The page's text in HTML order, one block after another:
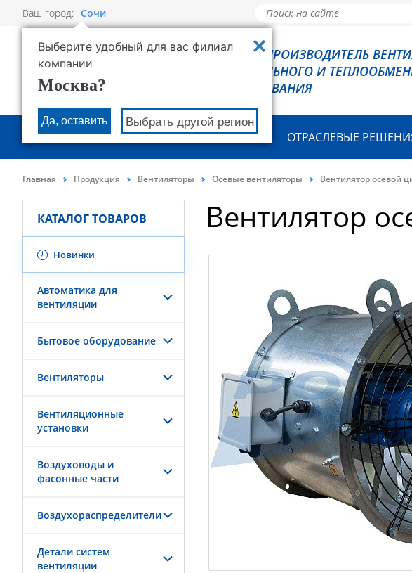
Ваш город: Сочи
Выберите удобный для вас филиал
компании
Москва?
Да, оставить Выбрать другой регион
РОВЕН - ПРОИЗВОДИТЕЛЬ
ХОЛОДИЛЬНОГО И
ОБОРУДОВАНИЯ
О КОМПАНИИ ПРОДУКЦИЯ ОТРАСЛЕВЫЕ
Главная Продукция Вентиляторы Осевые вентиляторы Вентилятор осевой
КАТАЛОГ ТОВАРОВ
Новинки
Автоматика для
вентиляции
Бытовое оборудование
Вентиляторы
Вентиляционные
установки
Воздуховоды и
фасонные части
Воздухораспределители
Детали систем
вентиляции
Вентилятор